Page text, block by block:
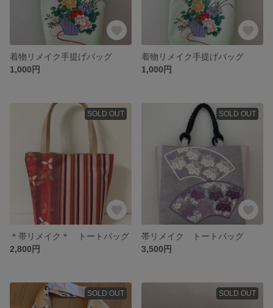
着物リメイク手提げバッグ
1,000円
着物リメイク手提げバッグ
1,000円
SOLD OUT
＊帯リメイク＊ トートバッグ
2,800円
SOLD OUT
帯リメイク トートバッグ
3,500円
SOLD OUT SOLD OUT